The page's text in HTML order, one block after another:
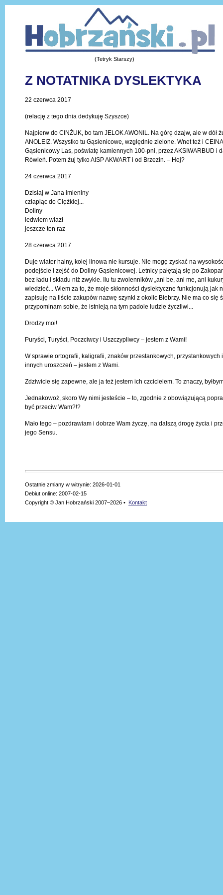
(Tetryk Starszy)
Z NOTATNIKA DYSLEKTYKA
22 czerwca 2017
(relację z tego dnia dedykuję Szyszce)
Najpierw do CINŹUK, bo tam JELOK AWONIL. Na górę dzajw, ale w dół
ANOLEIZ. Wszystko tu Gąsienicowe, względnie zielone. Wnet też i
Gąsienicowy Las, poświatę kamiennych 100-pni, przez AKSIWARBUD i
Rówień. Potem żuj tylko AISP AKWART i od Brzezin. – Hej?
24 czerwca 2017
Dzisiaj w Jana imieniny
człapiąc do Ciężkiej...
Doliny
ledwiem wlazł
jeszcze ten raz
28 czerwca 2017
Duje wiater halny, kolej linowa nie kursuje. Nie mogę zyskać na
podejście i zejść do Doliny Gąsienicowej. Letnicy pałętają się po
bez ładu i składu niż zwykle. Ilu tu zwolenników „ani be, ani me, ani
wiedzieć... Wiem za to, że moje skłonności dyslektyczne funkcjonują jak
zapisuję na liście zakupów nazwę szynki z okolic Biebrzy. Nie ma co się
przypominam sobie, że istnieją na tym padole ludzie życzliwi...
Drodzy moi!
Puryści, Turyści, Poczciwcy i Uszczypliwcy – jestem z Wami!
W sprawie ortografii, kaligrafii, znaków przestankowych, przystankowych
innych uroszczeń – jestem z Wami.
Zdziwicie się zapewne, ale ja też jestem ich czcicielem. To znaczy,
Jednakowoż, skoro Wy nimi jesteście – to, zgodnie z obowiązującą
być przeciw Wam?!?
Mało tego – pozdrawiam i dobrze Wam życzę, na dalszą drogę życia i
jego Sensu.
Ostatnie zmiany w witrynie: 2026-01-01
Debiut online: 2007-02-15
Copyright © Jan Hobrzański 2007–2026 • Kontakt